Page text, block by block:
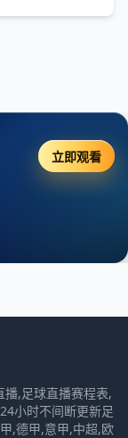
立即观看
,足球直播赛程表,
小时不间断更新足
,德甲,意甲,中超,欧